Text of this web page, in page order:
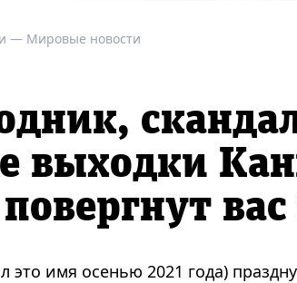
— Мировые новости
выходки
это имя осенью 2021 года)